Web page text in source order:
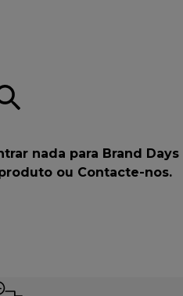
nada para Brand Days
ou Contacte-nos.